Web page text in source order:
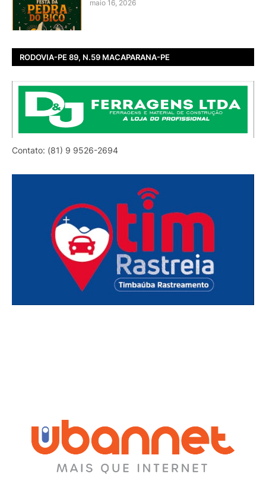
maio 16, 2026
RODOVIA-PE 89, N.59 MACAPARANA-PE
Contato: (81) 9 9526-2694